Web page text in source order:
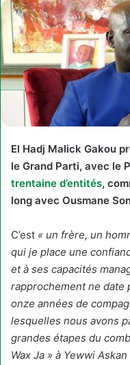
El Hadj Malick Gakou
le Grand Parti, avec le
trentaine d’entités,
long avec Ousmane
C’est « un frère, un
qui je place une
et à ses capacités
rapprochement ne date
onze années de
lesquelles nous avons
grandes étapes du
Wax Ja » à Yewwi